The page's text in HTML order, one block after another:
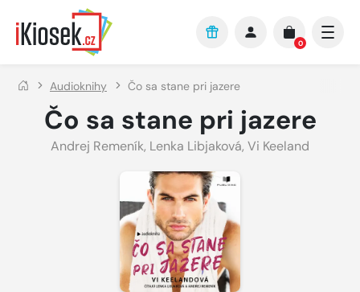
Přejít na hlavní obsah
0
Audioknihy Čo sa stane pri jazere
Čo sa stane pri jazere
Andrej Remeník, Lenka Libjaková, Vi Keeland